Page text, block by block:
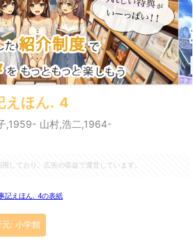
えほん. 4
,1959- 山村,浩二,1964-
しており、広告の収益で運営しています。
元: 小学館